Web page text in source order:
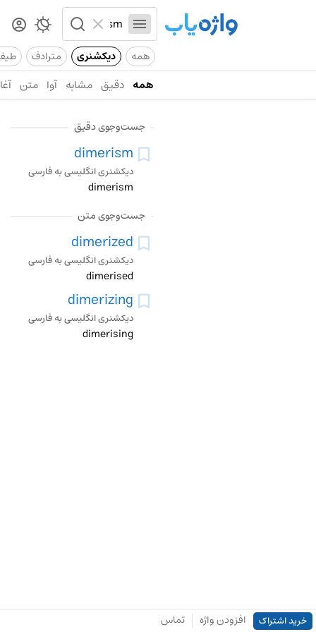
همه دیکشنری مترادف
همه دقیق مشابه آوا متن
جست‌وجوی دقیق
dimerism
دیکشنری انگلیسی به فارسی
dimerism
جست‌وجوی متن
dimerized
دیکشنری انگلیسی به فارسی
dimerised
dimerizing
دیکشنری انگلیسی به فارسی
dimerising
خرید اشتراک افزودن واژه تماس